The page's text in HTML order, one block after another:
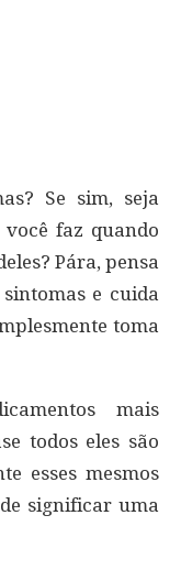
Se sim, seja
você faz quando
Pára, pensa
e cuida
toma
mais
todos eles são
esses mesmos
significar uma